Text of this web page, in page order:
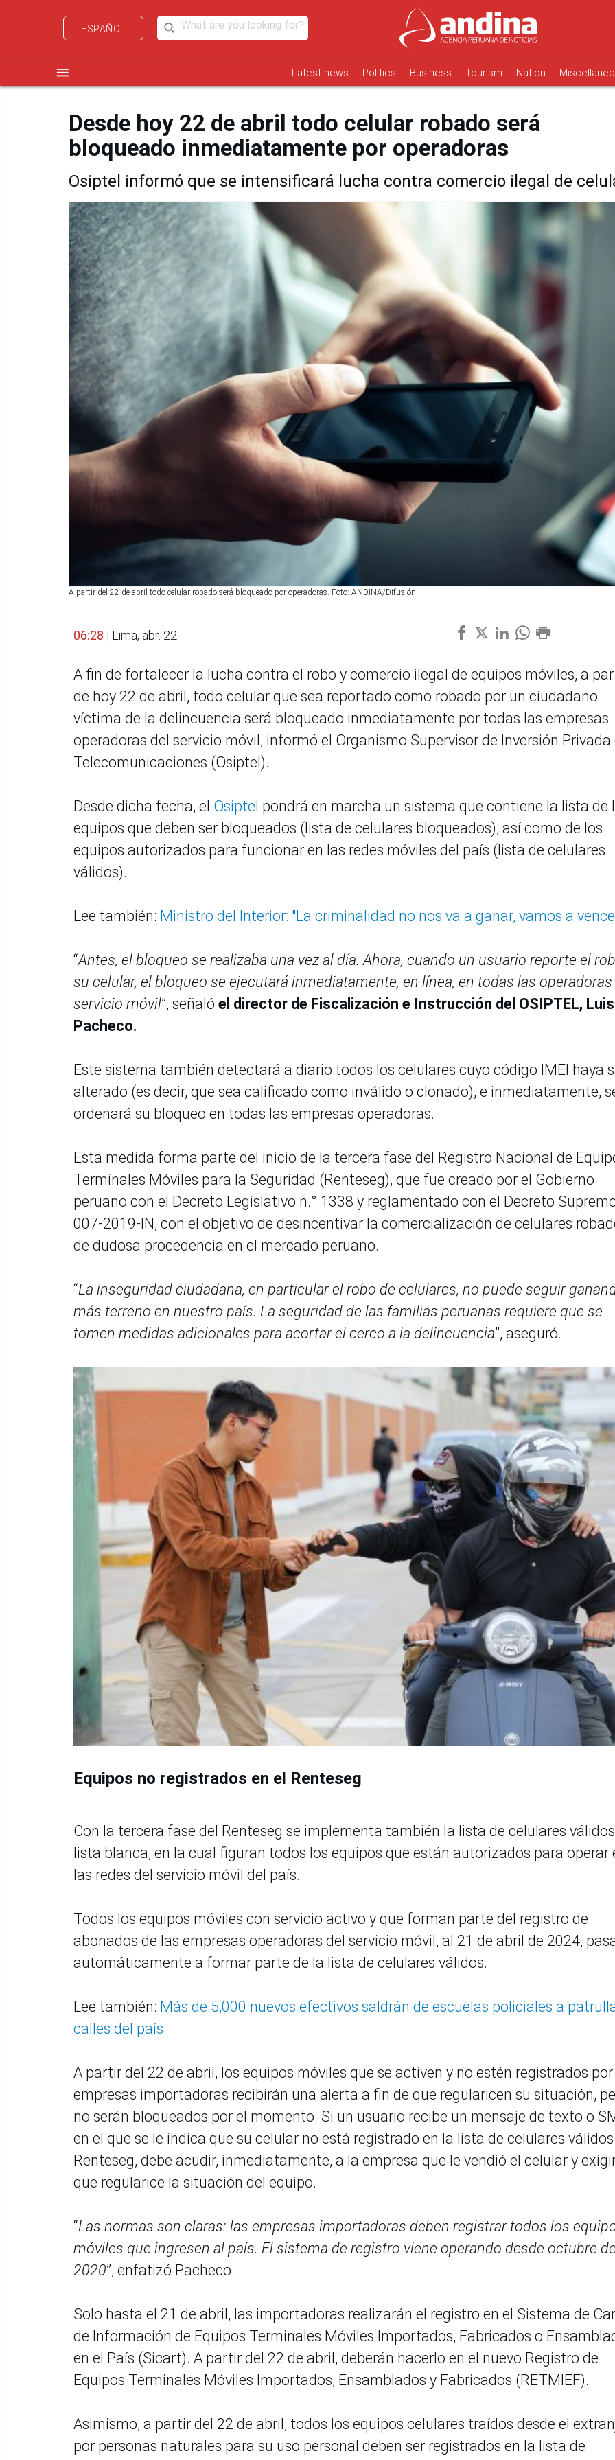
ESPAÑOL
menu Latest news Politics Business Tourism Nation
Desde hoy 22 de abril todo celular robado será
bloqueado inmediatamente por operadoras
Osiptel informó que se intensificará lucha contra comercio ilegal de
A partir del 22 de abril todo celular robado será bloqueado por operadoras. Foto: ANDINA/Difusión.
06:28 | Lima, abr. 22.
A fin de fortalecer la lucha contra el robo y comercio ilegal de equipos móviles, a
de hoy 22 de abril, todo celular que sea reportado como robado por un ciudadano
víctima de la delincuencia será bloqueado inmediatamente por todas las empresas
operadoras del servicio móvil, informó el Organismo Supervisor de Inversión Privada
Telecomunicaciones (Osiptel).
Desde dicha fecha, el Osiptel pondrá en marcha un sistema que contiene la lista de
equipos que deben ser bloqueados (lista de celulares bloqueados), así como de los
equipos autorizados para funcionar en las redes móviles del país (lista de celulares
válidos).
Lee también: Ministro del Interior: "La criminalidad no nos va a ganar, vamos a
“Antes, el bloqueo se realizaba una vez al día. Ahora, cuando un usuario reporte el
su celular, el bloqueo se ejecutará inmediatamente, en línea, en todas las
servicio móvil”, señaló el director de Fiscalización e Instrucción del OSIPTEL, Luis
Pacheco.
Este sistema también detectará a diario todos los celulares cuyo código IMEI haya
alterado (es decir, que sea calificado como inválido o clonado), e inmediatamente,
ordenará su bloqueo en todas las empresas operadoras.
Esta medida forma parte del inicio de la tercera fase del Registro Nacional de
Terminales Móviles para la Seguridad (Renteseg), que fue creado por el Gobierno
peruano con el Decreto Legislativo n.° 1338 y reglamentado con el Decreto
007-2019-IN, con el objetivo de desincentivar la comercialización de celulares
de dudosa procedencia en el mercado peruano.
“La inseguridad ciudadana, en particular el robo de celulares, no puede seguir
más terreno en nuestro país. La seguridad de las familias peruanas requiere que se
tomen medidas adicionales para acortar el cerco a la delincuencia”, aseguró.
Equipos no registrados en el Renteseg
Con la tercera fase del Renteseg se implementa también la lista de celulares
lista blanca, en la cual figuran todos los equipos que están autorizados para operar
las redes del servicio móvil del país.
Todos los equipos móviles con servicio activo y que forman parte del registro de
abonados de las empresas operadoras del servicio móvil, al 21 de abril de 2024,
automáticamente a formar parte de la lista de celulares válidos.
Lee también: Más de 5,000 nuevos efectivos saldrán de escuelas policiales a
calles del país
A partir del 22 de abril, los equipos móviles que se activen y no estén registrados
empresas importadoras recibirán una alerta a fin de que regularicen su situación,
no serán bloqueados por el momento. Si un usuario recibe un mensaje de texto o
en el que se le indica que su celular no está registrado en la lista de celulares
Renteseg, debe acudir, inmediatamente, a la empresa que le vendió el celular y
que regularice la situación del equipo.
“Las normas son claras: las empresas importadoras deben registrar todos los
móviles que ingresen al país. El sistema de registro viene operando desde octubre
2020”, enfatizó Pacheco.
Solo hasta el 21 de abril, las importadoras realizarán el registro en el Sistema de
de Información de Equipos Terminales Móviles Importados, Fabricados o
en el País (Sicart). A partir del 22 de abril, deberán hacerlo en el nuevo Registro de
Equipos Terminales Móviles Importados, Ensamblados y Fabricados (RETMIEF).
Asimismo, a partir del 22 de abril, todos los equipos celulares traídos desde el
por personas naturales para su uso personal deben ser registrados en la lista de